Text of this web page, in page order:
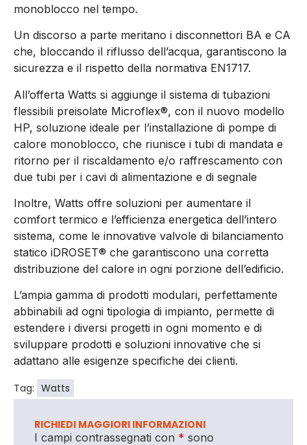
monoblocco nel tempo.
Un discorso a parte meritano i disconnettori BA e CA
che, bloccando il riflusso dell’acqua, garantiscono la
sicurezza e il rispetto della normativa EN1717.
All’offerta Watts si aggiunge il sistema di tubazioni
flessibili preisolate Microflex®, con il nuovo modello
HP, soluzione ideale per l’installazione di pompe di
calore monoblocco, che riunisce i tubi di mandata e
ritorno per il riscaldamento e/o raffrescamento con
due tubi per i cavi di alimentazione e di segnale
Inoltre, Watts offre soluzioni per aumentare il
comfort termico e l’efficienza energetica dell’intero
sistema, come le innovative valvole di bilanciamento
statico iDROSET® che garantiscono una corretta
distribuzione del calore in ogni porzione dell’edificio.
L’ampia gamma di prodotti modulari, perfettamente
abbinabili ad ogni tipologia di impianto, permette di
estendere i diversi progetti in ogni momento e di
sviluppare prodotti e soluzioni innovative che si
adattano alle esigenze specifiche dei clienti.
Tag: Watts
RICHIEDI MAGGIORI INFORMAZIONI
I campi contrassegnati con * sono